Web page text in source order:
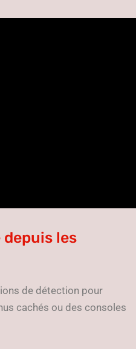
les
de détection pour
cachés ou des consoles